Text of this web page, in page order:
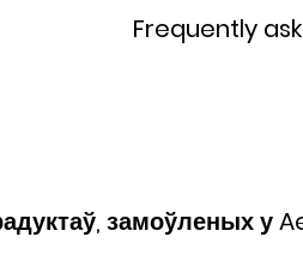
Frequently
замоўленых у